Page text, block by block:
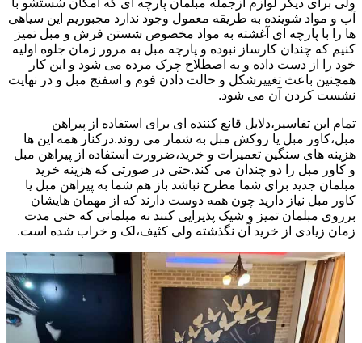
ولی برای دیگر لوازم ازجمله مبلمان پارچه ای که امکان شستشو با
آب و مواد شوینده به طریقه معمول وجود ندارد مجبوریم این سیاهی
ها را با پارچه ای آغشته به مواد مخصوص شستن فرش و مبل تمیز
کنیم که چندان کارساز نبوده و پارچه مبل به مرور زمان جلوه اولیه
خود را از دست داده و به اصطلاح چرک مرده می شود و این کار
همچنین باعث تغییرشکل و حالت دادن فوم و اسفنج مبل و در نهایت
نشست کردن آن می شود.
تمام این تفاسیر،دلایل قانع کننده ای برای استفاده از پیراهن
مبل،کاور مبل یا روکش مبل به شمار می روند.درکنار همه این ها
هزینه های سنگین تعمیرات و خرید،ضرورت استفاده از پیراهن مبل
و کاور مبل را دو چندان می کند.حتی در صورتی که هزینه خرید
مبلمان جدید برای شما مطرح نباشد باز هم شما به پیراهن مبل یا
کاور مبل نیاز دارید چون همه دوست دارند که از مهمان هایشان
برروی مبلمان تمیز و شیک پذیرایی کنند نه مبلمانی که حتی مدت
زمان زیادی از خرید آن نگذشته ولی کثیف،لک و خراب شده است.